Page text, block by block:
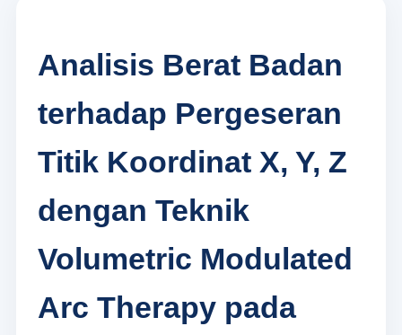
Analisis Berat Badan
terhadap Pergeseran
Titik Koordinat X, Y, Z
dengan Teknik
Volumetric Modulated
Arc Therapy pada